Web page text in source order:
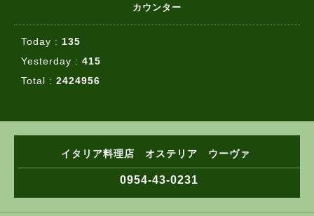
カウンター
Today : 135
Yesterday : 415
Total : 2424956
イタリア料理店 オステリア ウーヴァ
0954-43-0231